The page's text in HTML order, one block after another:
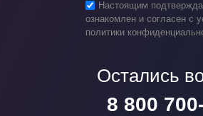
Настоящим
ознакомлен и согласен с
политики
Остались
8 800